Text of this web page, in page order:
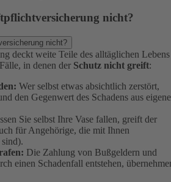
nicht?
nicht?
deckt weite Teile des alltäglichen Lebens
in denen der Schutz nicht greift:
Wer selbst etwas absichtlich zerstört,
den Gegenwert des Schadens aus
Sie selbst Ihre Vase fallen, greift der
für Angehörige, die mit Ihnen
Die Zahlung von Bußgeldern und
einen Schadenfall entstehen,